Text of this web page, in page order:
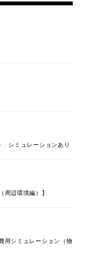
シミュレーションあり
周辺環境編）】
シミュレーション（物